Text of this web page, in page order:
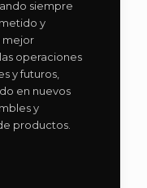
siempre
y
mejor
operaciones
y futuros,
en nuevos
y
productos.